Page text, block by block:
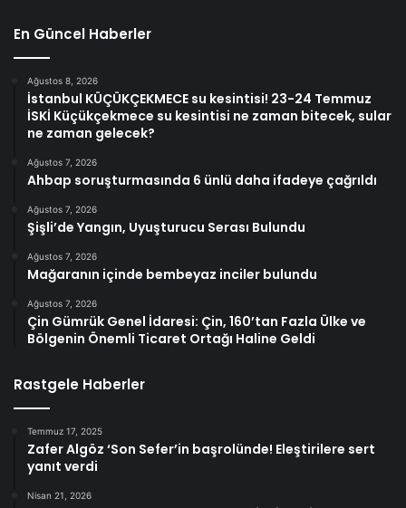
En Güncel Haberler
Ağustos 8, 2026
İstanbul KÜÇÜKÇEKMECE su kesintisi! 23-24 Temmuz
İSKİ Küçükçekmece su kesintisi ne zaman bitecek, sular
ne zaman gelecek?
Ağustos 7, 2026
Ahbap soruşturmasında 6 ünlü daha ifadeye çağrıldı
Ağustos 7, 2026
Şişli’de Yangın, Uyuşturucu Serası Bulundu
Ağustos 7, 2026
Mağaranın içinde bembeyaz inciler bulundu
Ağustos 7, 2026
Çin Gümrük Genel İdaresi: Çin, 160’tan Fazla Ülke ve
Bölgenin Önemli Ticaret Ortağı Haline Geldi
Rastgele Haberler
Temmuz 17, 2025
Zafer Algöz ‘Son Sefer’in başrolünde! Eleştirilere sert
yanıt verdi
Nisan 21, 2026